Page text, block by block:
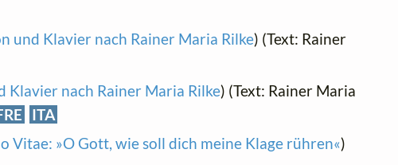
und Klavier nach Rainer Maria Rilke) (Text: Rainer
Klavier nach Rainer Maria Rilke) (Text: Rainer Maria
ITA
Vitae: »O Gott, wie soll dich meine Klage rühren«)